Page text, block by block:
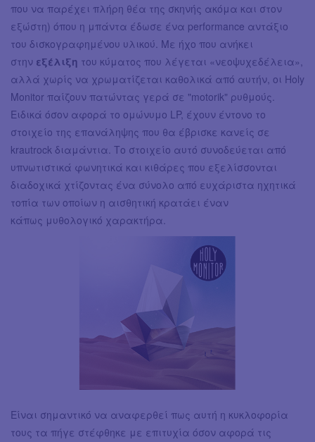
που να παρέχει πλήρη θέα της σκηνής ακόμα και στον
εξώστη) όπου η μπάντα έδωσε ένα performance αντάξιο
του δισκογραφημένου υλικού. Με ήχο που ανήκει
στην εξέλιξη του κύματος που λέγεται «νεοψυχεδέλεια»,
αλλά χωρίς να χρωματίζεται καθολικά από αυτήν, οι Holy
Monitor παίζουν πατώντας γερά σε "motorik" ρυθμούς.
Ειδικά όσον αφορά το ομώνυμο LP, έχουν έντονο το
στοιχείο της επανάληψης που θα έβρισκε κανείς σε
krautrock διαμάντια. Το στοιχείο αυτό συνοδεύεται από
υπνωτιστικά φωνητικά και κιθάρες που εξελίσσονται
διαδοχικά χτίζοντας ένα σύνολο από ευχάριστα ηχητικά
τοπία των οποίων η αισθητική κρατάει έναν
κάπως μυθολογικό χαρακτήρα.
Είναι σημαντικό να αναφερθεί πως αυτή η κυκλοφορία
τους τα πήγε στέφθηκε με επιτυχία όσον αφορά τις